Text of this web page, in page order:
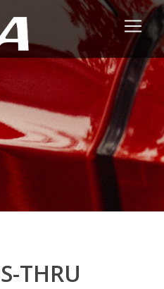
THRU